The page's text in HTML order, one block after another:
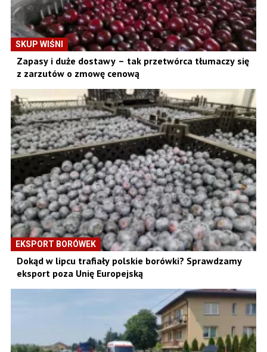
SKUP WIŚNI
Zapasy i duże dostawy – tak przetwórca tłumaczy się
z zarzutów o zmowę cenową
EKSPORT BORÓWEK
Dokąd w lipcu trafiały polskie borówki? Sprawdzamy
eksport poza Unię Europejską